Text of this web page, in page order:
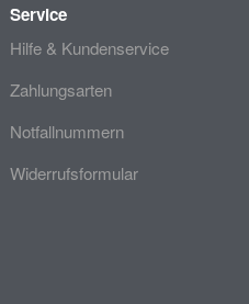
Service
Hilfe & Kundenservice
Zahlungsarten
Notfallnummern
Widerrufsformular